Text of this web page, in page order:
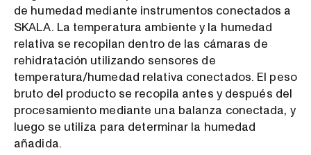
de humedad mediante instrumentos conectados a
SKALA. La temperatura ambiente y la humedad
relativa se recopilan dentro de las cámaras de
rehidratación utilizando sensores de
temperatura/humedad relativa conectados. El peso
bruto del producto se recopila antes y después del
procesamiento mediante una balanza conectada, y
luego se utiliza para determinar la humedad
añadida.